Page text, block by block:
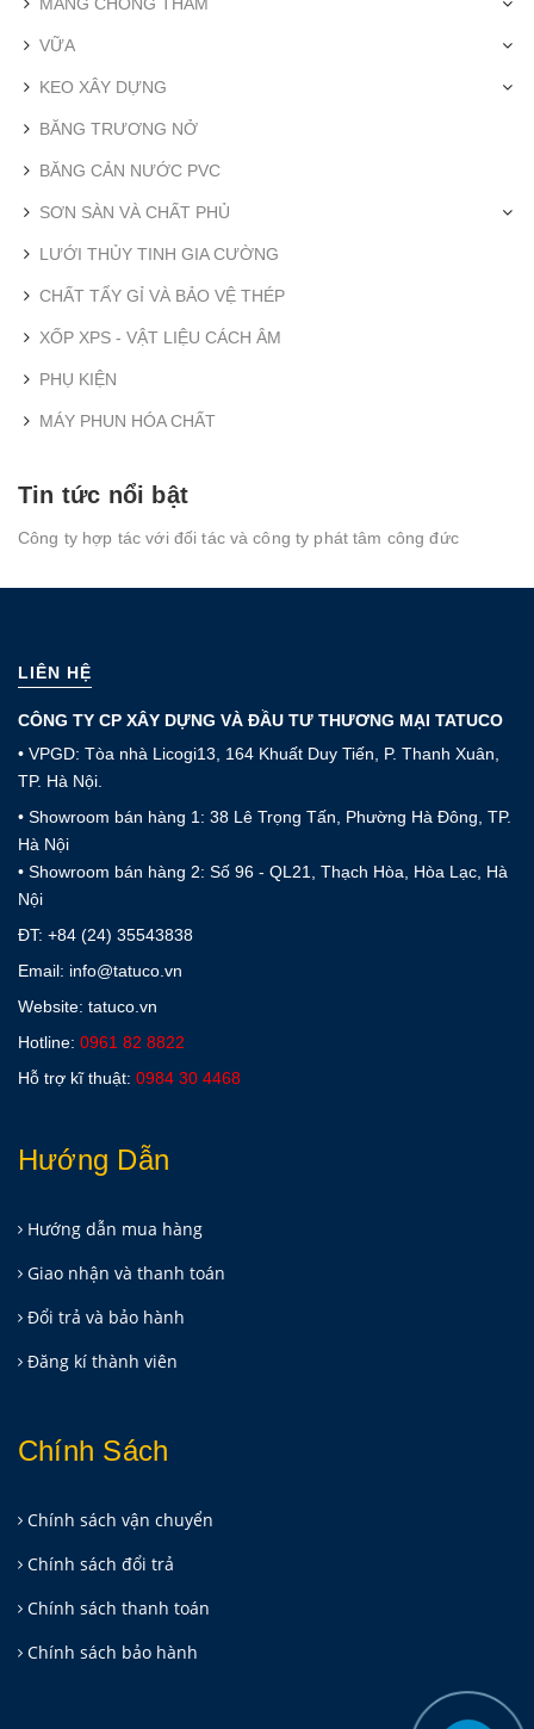
VỮA
KEO XÂY DỰNG
BĂNG TRƯƠNG NỞ
BĂNG CẢN NƯỚC PVC
SƠN SÀN VÀ CHẤT PHỦ
LƯỚI THỦY TINH GIA CƯỜNG
CHẤT TẨY GỈ VÀ BẢO VỆ THÉP
XỐP XPS - VẬT LIỆU CÁCH ÂM
PHỤ KIỆN
MÁY PHUN HÓA CHẤT
Tin tức nổi bật
Công ty hợp tác với đối tác và công ty phát tâm công đức
LIÊN HỆ
CÔNG TY CP XÂY DỰNG VÀ ĐẦU TƯ THƯƠNG MẠI TATUCO
• VPGD: Tòa nhà Licogi13, 164 Khuất Duy Tiến, P. Thanh Xuân,
TP. Hà Nội.
• Showroom bán hàng 1: 38 Lê Trọng Tấn, Phường Hà Đông, TP.
Hà Nội
• Showroom bán hàng 2: Số 96 - QL21, Thạch Hòa, Hòa Lạc, Hà
Nội
ĐT: +84 (24) 35543838
Email: info@tatuco.vn
Website: tatuco.vn
Hotline: 0961 82 8822
Hỗ trợ kĩ thuật: 0984 30 4468
Hướng Dẫn
Hướng dẫn mua hàng
Giao nhận và thanh toán
Đổi trả và bảo hành
Đăng kí thành viên
Chính Sách
Chính sách vận chuyển
Chính sách đổi trả
Chính sách thanh toán
Chính sách bảo hành